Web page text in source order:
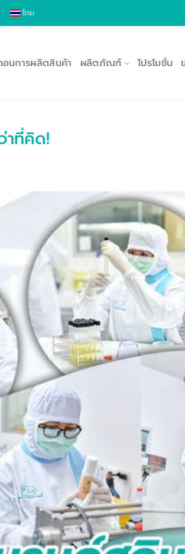
ไทย
นการผลิตสินค้า ผลิตภัณฑ์ โปรโมชั่น
ที่คิด!